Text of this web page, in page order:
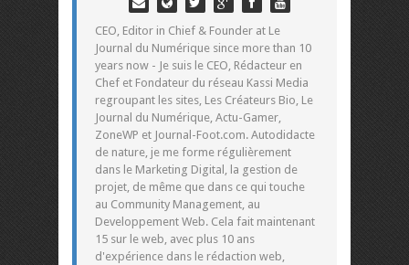
CEO, Editor in Chief & Founder at Le
Journal du Numérique since more than 10
years now - Je suis le CEO, Rédacteur en
Chef et Fondateur du réseau Kassi Media
regroupant les sites, Les Créateurs Bio, Le
Journal du Numérique, Actu-Gamer,
ZoneWP et Journal-Foot.com. Autodidacte
de nature, je me forme régulièrement
dans le Marketing Digital, la gestion de
projet, de même que dans ce qui touche
au Community Management, au
Developpement Web. Cela fait maintenant
15 sur le web, avec plus 10 ans
d'expérience dans le rédaction web,